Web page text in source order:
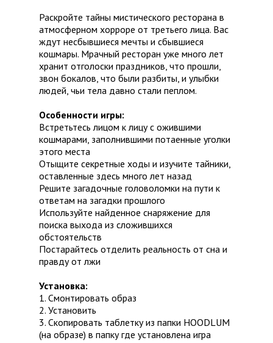
Раскройте тайны мистического ресторана в
атмосферном хорроре от третьего лица. Вас
ждут несбывшиеся мечты и сбывшиеся
кошмары. Мрачный ресторан уже много лет
хранит отголоски праздников, что прошли,
звон бокалов, что были разбиты, и улыбки
людей, чьи тела давно стали пеплом.
Особенности игры:
Встретьтесь лицом к лицу с ожившими
кошмарами, заполнившими потаенные уголки
этого места
Отыщите секретные ходы и изучите тайники,
оставленные здесь много лет назад
Решите загадочные головоломки на пути к
ответам на загадки прошлого
Используйте найденное снаряжение для
поиска выхода из сложившихся
обстоятельств
Постарайтесь отделить реальность от сна и
правду от лжи
Установка:
1. Смонтировать образ
2. Установить
3. Скопировать таблетку из папки HOODLUM
(на образе) в папку где установлена игра